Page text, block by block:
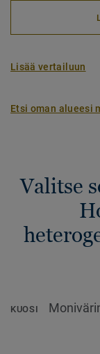
Lisää vertailuun
Etsi oman alueesi
Valitse
KUOSI